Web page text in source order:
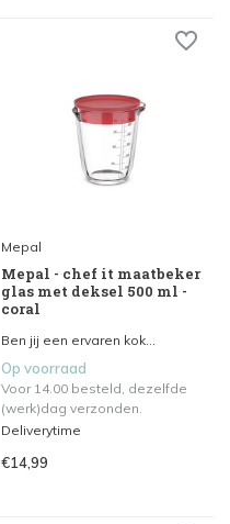
Mepal
Mepal - chef it maatbeker
glas met deksel 500 ml -
coral
Ben jij een ervaren kok...
Op voorraad
Voor 14.00 besteld, dezelfde
(werk)dag verzonden.
Deliverytime
€14,99